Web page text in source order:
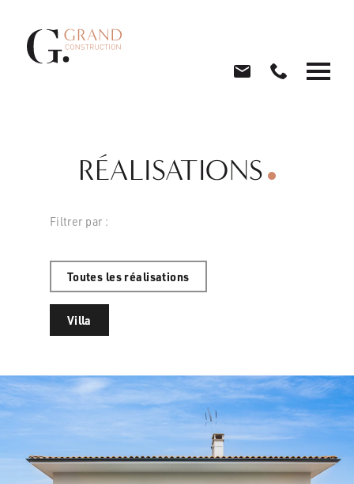
RÉALISATIONS
Filtrer par :
Toutes les réalisations
Villa